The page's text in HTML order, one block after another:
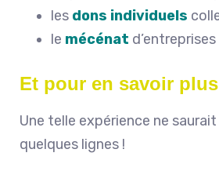
les dons individuels
le mécénat d’entreprises
Et pour en savoir
Une telle expérience ne
quelques lignes !